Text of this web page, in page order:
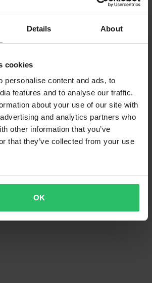
Details About
cookies
personalise content and ads, to
features and to analyse our traffic.
about your use of our site with
and analytics partners who
other information that you’ve
that they’ve collected from your use
OK